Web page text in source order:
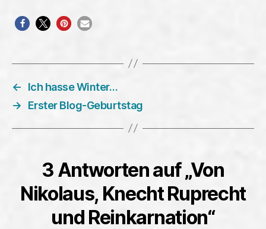
←
Ich hasse Winter…
→
Erster Blog-Geburtstag
3 Antworten auf „Von
Nikolaus, Knecht Ruprecht
und Reinkarnation“